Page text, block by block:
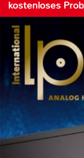
kostenloses